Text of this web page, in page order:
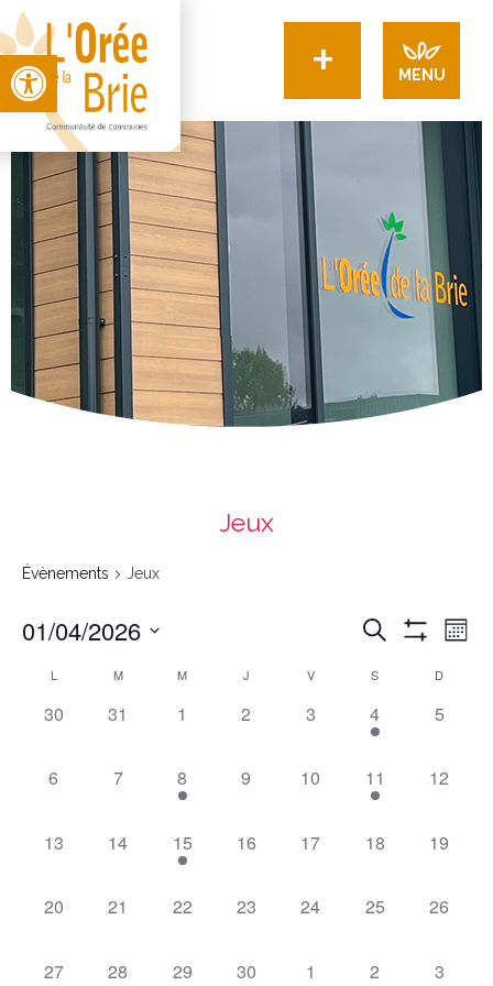
Open toolbar + MENU
Jeux
Évènements Jeux
navigation
deRecherche
Filtres
de
vues
Évènement
01/04/2026
Évènements
L M M J V S D
0
30
0
31
0
1
0
2
0
évènements,
3
1
évènement,
4
0
5
0
6
0
évènements,
7
1
évènement,
8
0
9
0
évènements,
10
1
évènement,
11
0
12
0
13
0
évènements,
14
1
évènement,
15
0
16
0
17
0
18
0
19
0
20
0
21
0
22
0
23
0
24
0
25
0
26
0
27
0
28
0
29
0
30
0
1
0
2
0
3